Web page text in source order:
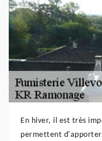
En hiver, il est très
permettent d'apporter